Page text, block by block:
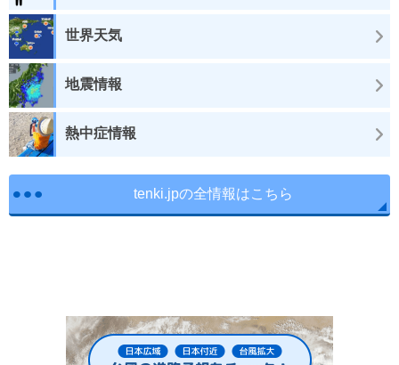
世界天気
地震情報
熱中症情報
tenki.jpの全情報はこちら